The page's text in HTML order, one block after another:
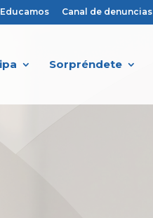
Educamos Canal de denuncias
Sorpréndete